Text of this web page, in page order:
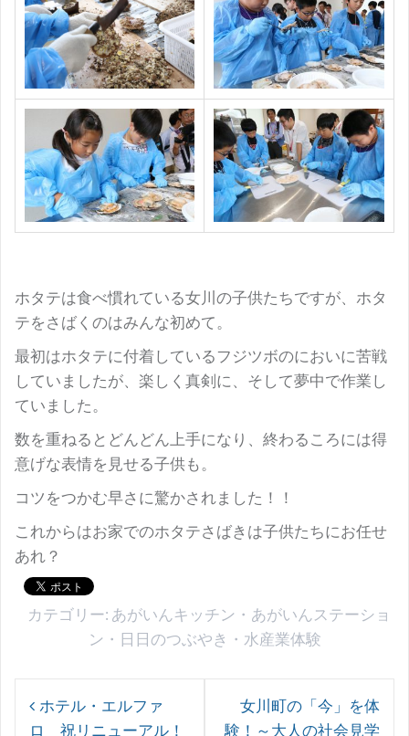
ホタテは食べ慣れている女川の子供たちですが、ホタ
テをさばくのはみんな初めて。
最初はホタテに付着しているフジツボのにおいに苦戦
していましたが、楽しく真剣に、そして夢中で作業し
ていました。
数を重ねるとどんどん上手になり、終わるころには得
意げな表情を見せる子供も。
コツをつかむ早さに驚かされました！！
これからはお家でのホタテさばきは子供たちにお任せ
あれ？
カテゴリー: あがいんキッチン ・ あがいんステーショ
ン ・ 日日のつぶやき ・ 水産業体験
投
稿ホテル・エルファ
ロ 祝リニューアル！
女川町の「今」を体
験！～大人の社会見学